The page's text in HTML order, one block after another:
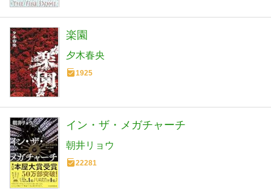
楽園
夕木春央
1925
イン・ザ・メガチャーチ
朝井リョウ
22281